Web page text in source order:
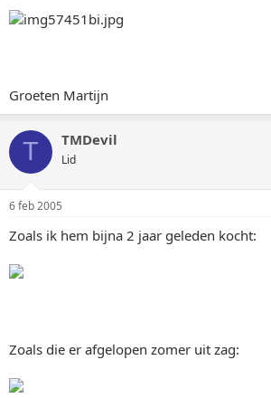
Groeten Martijn
T TMDevil
Lid
6 feb 2005
Zoals ik hem bijna 2 jaar geleden kocht:
Zoals die er afgelopen zomer uit zag: